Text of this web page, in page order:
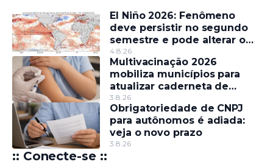
El Niño 2026: Fenômeno
deve persistir no segundo
semestre e pode alterar o
regime de chuvas
4.8.26
Multivacinação 2026
mobiliza municípios para
atualizar caderneta de
crianças e adolescentes
3.8.26
Obrigatoriedade de CNPJ
para autônomos é adiada:
veja o novo prazo
3.8.26
:: Conecte-se ::